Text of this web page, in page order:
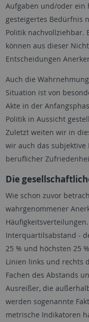
Aufgaben und/oder ein
gesteigertes Bedürfnis
Politik nachvollziehbar.
können aus dieser
Entscheidungen
Auch die
Situation ist von
Akte in der
Politik in Aussicht
Zuletzt weiten wir in
wir auch das
beruflicher
Die
Wie schon zuvor
wahrgenommener
Interquartilsabstand -
25 % und höchsten 25
Linien links und rechts
Fachen des Abstands
Ausreißer, die
werden sogenannte
metrische Indikatoren